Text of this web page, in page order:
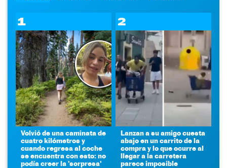
1
Volvió de una caminata de
cuatro kilómetros y
cuando regresa al coche
se encuentra con esto: no
podía creer la 'sorpresa'
2
Lanzan a su amigo cuesta
abajo en un carrito de la
compra y lo que ocurre al
llegar a la carretera
parece imposible